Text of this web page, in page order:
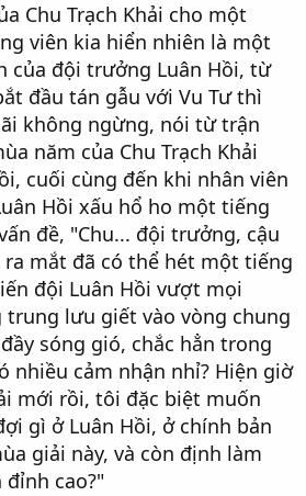
Chu Trạch Khải cho một
viên kia hiển nhiên là một
của đội trưởng Luân Hồi, từ
đầu tán gẫu với Vu Tư thì
không ngừng, nói từ trận
năm của Chu Trạch Khải
cuối cùng đến khi nhân viên
Hồi xấu hổ ho một tiếng
đề, "Chu... đội trưởng, cậu
mắt đã có thể hét một tiếng
đội Luân Hồi vượt mọi
trung lưu giết vào vòng chung
sóng gió, chắc hẳn trong
nhiều cảm nhận nhỉ? Hiện giờ
mới rồi, tôi đặc biệt muốn
gì ở Luân Hồi, ở chính bản
giải này, và còn định làm
cao?"